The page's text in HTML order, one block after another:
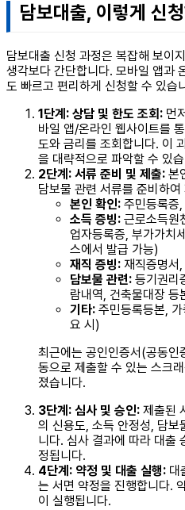
담보대출, 이렇게 신
담보대출 신청 과정은 복잡해 보이
생각보다 간단합니다. 모바일 앱과
도 빠르고 편리하게 신청할 수 있습
1단계: 상담 및 한도 조회: 먼
바일 앱/온라인 웹사이트를
도와 금리를 조회합니다. 이
을 대략적으로 파악할 수 있
2단계: 서류 준비 및 제출: 본
담보물 관련 서류를 준비하여
본인 확인: 주민등록증
소득 증빙: 근로소득원
업자등록증, 부가가치
스에서 발급 가능)
재직 증빙: 재직증명서
담보물 관련: 등기권리
람내역, 건축물대장 등
기타: 주민등록등본,
요 시)
최근에는 공인인증서(공동
동으로 제출할 수 있는 스크
졌습니다.
3단계: 심사 및 승인: 제출된
의 신용도, 소득 안정성, 담
니다. 심사 결과에 따라 대출
정됩니다.
4단계: 약정 및 대출 실행: 대
는 서면 약정을 진행합니다.
이 실행됩니다.